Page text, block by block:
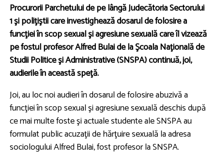
Procurorii Parchetului de pe lângă Judecătoria Sectorului
1 şi poliţiştii care investighează dosarul de folosire a
funcţiei în scop sexual şi agresiune sexuală care îl vizează
pe fostul profesor Alfred Bulai de la Şcoala Naţională de
Studii Politice şi Administrative (SNSPA) continuă, joi,
audierile în această speţă.
Joi, au loc noi audieri în dosarul de folosire abuzivă a
funcţiei în scop sexual şi agresiune sexuală deschis după
ce mai multe foste şi actuale studente ale SNSPA au
formulat public acuzaţii de hărţuire sexuală la adresa
sociologului Alfred Bulai, fost profesor la SNSPA.